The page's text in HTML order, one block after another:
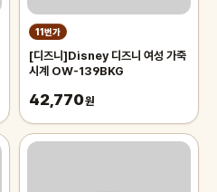
11번가
[디즈니]Disney 디즈니 여성 가죽
시계 OW-139BKG
42,770원